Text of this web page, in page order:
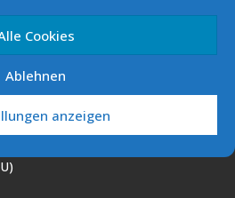
Cookies
Ablehnen
anzeigen
8997 4300